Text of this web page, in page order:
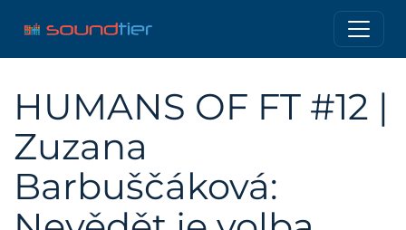
HUMANS OF FT #12 |
Zuzana
Barbuščáková: